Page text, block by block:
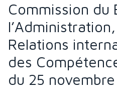
Commission du
Relations
des
du 25